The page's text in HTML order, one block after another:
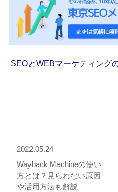
SEOとWEBマーケティング
2022.05.24
Wayback Machineの使い
方とは？見られない原因
や活用方法も解説